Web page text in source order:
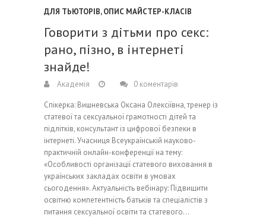
ДЛЯ ТЬЮТОРІВ,ОПИС МАЙСТЕР-КЛАСІВ
Говорити з дітьми про секс:
рано, пізно, в інтернеті
знайде!
Академія 0 коментарів
Спікерка: Вишневська Оксана Олексіївна, тренер із
статевої та сексуальної грамотності дітей та
підлітків, консультант із цифрової безпеки в
інтернеті. Учасниця Всеукраїнській науково-
практичній онлайн-конференції на тему:
«Особливості організації статевого виховання в
українських закладах освіти в умовах
сьогодення». Актуальність вебінару: Підвищити
освітню компетентність батьків та спеціалістів з
питання сексуальної освіти та статевого…